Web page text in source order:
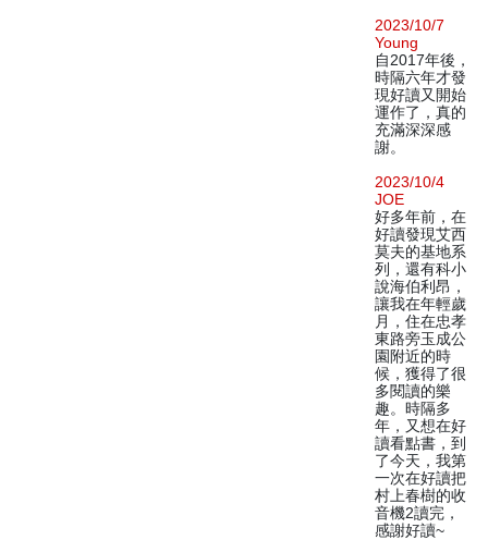
2023/10/7
Young
自2017年後，
時隔六年才發
現好讀又開始
運作了，真的
充滿深深感
謝。
2023/10/4
JOE
好多年前，在
好讀發現艾西
莫夫的基地系
列，還有科小
說海伯利昂，
讓我在年輕歲
月，住在忠孝
東路旁玉成公
園附近的時
候，獲得了很
多閱讀的樂
趣。時隔多
年，又想在好
讀看點書，到
了今天，我第
一次在好讀把
村上春樹的收
音機2讀完，
感謝好讀~